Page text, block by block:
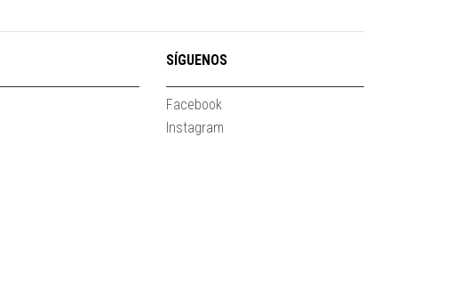
SÍGUENOS
Facebook
Instagram